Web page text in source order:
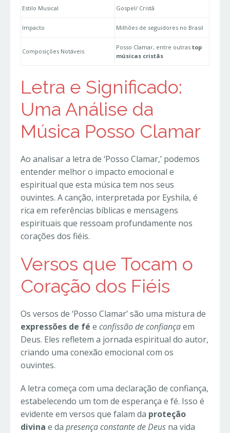
Estilo Musical Gospel/ Cristã
Impacto Milhões de seguidores no Brasil
Composições Notáveis
Posso Clamar, entre outras top
músicas cristãs
Letra e Significado:
Uma Análise da
Música Posso Clamar
Ao analisar a letra de ‘Posso Clamar,’ podemos
entender melhor o impacto emocional e
espiritual que esta música tem nos seus
ouvintes. A canção, interpretada por Eyshila, é
rica em referências bíblicas e mensagens
espirituais que ressoam profundamente nos
corações dos fiéis.
Versos que Tocam o
Coração dos Fiéis
Os versos de ‘Posso Clamar’ são uma mistura de
expressões de fé e confissão de confiançaem
Deus. Eles refletem a jornada espiritual do autor,
criando uma conexão emocional com os
ouvintes.
A letra começa com uma declaração de confiança,
estabelecendo um tom de esperança e fé. Isso é
evidente em versos que falam da proteção
divina e da presença constante de Deus na vida